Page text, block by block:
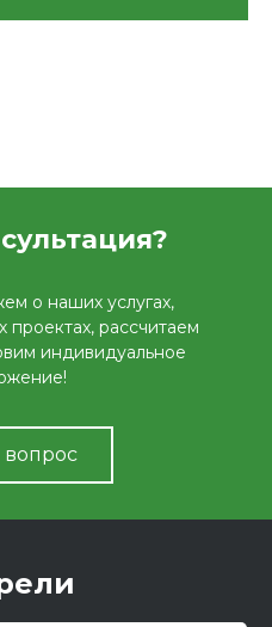
о наших услугах,
проектах, рассчитаем
индивидуальное
вопрос